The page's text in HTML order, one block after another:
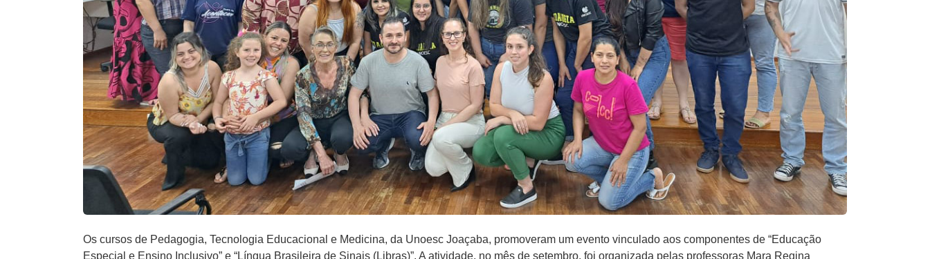
Os cursos de Pedagogia, Tecnologia Educacional e Medicina, da Unoesc Joaçaba, promoveram um evento vinculado aos componentes de “Educação
Especial e Ensino Inclusivo” e “Língua Brasileira de Sinais (Libras)”. A atividade, no mês de setembro, foi organizada pelas professoras Mara Regina